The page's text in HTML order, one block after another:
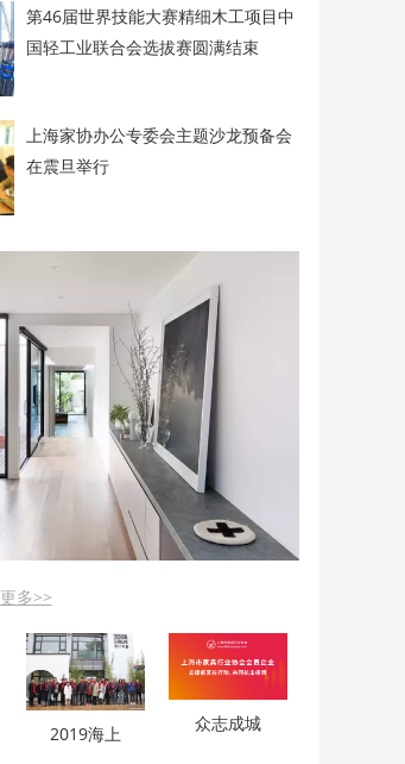
第46届世界技能大赛精细木工项目中
国轻工业联合会选拔赛圆满结束
上海家协办公专委会主题沙龙预备会
在震旦举行
更多>>
2019海上 众志成城